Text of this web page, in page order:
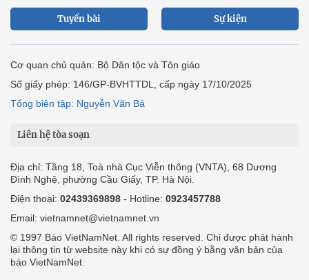
Tuyến bài Sự kiện
Cơ quan chủ quản: Bộ Dân tộc và Tôn giáo
Số giấy phép: 146/GP-BVHTTDL, cấp ngày 17/10/2025
Tổng biên tập: Nguyễn Văn Bá
Liên hệ tòa soạn
Địa chỉ: Tầng 18, Toà nhà Cục Viễn thông (VNTA), 68 Dương
Đình Nghệ, phường Cầu Giấy, TP. Hà Nội.
Điện thoại: 02439369898 - Hotline: 0923457788
Email: vietnamnet@vietnamnet.vn
© 1997 Báo VietNamNet. All rights reserved. Chỉ được phát hành
lại thông tin từ website này khi có sự đồng ý bằng văn bản của
báo VietNamNet.